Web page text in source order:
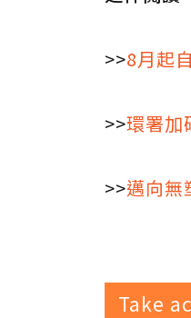
>>8月起
>>環署加
>>邁向無
Take